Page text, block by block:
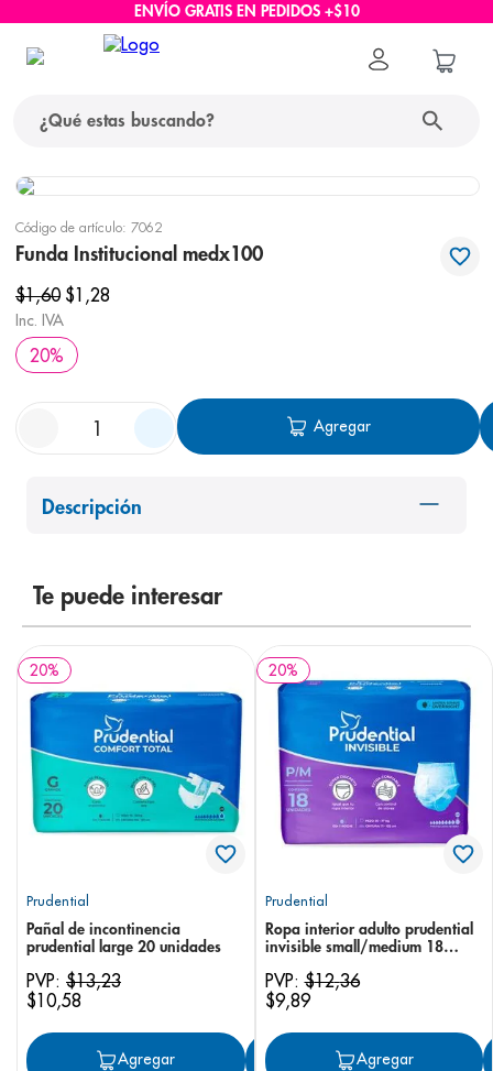
ENVÍO GRATIS EN PEDIDOS +$10
Código de artículo: 7062
Funda Institucional medx100
$1,60 $1 ,28
Inc. IVA
20%
Agregar
Descripción
Te puede interesar
20%
Prudential
Pañal de incontinencia
prudential large 20 unidades
PVP: $13,23
$10,58
Agregar Agregar
20%
Prudential
Ropa interior adulto prudential
invisible small/medium 18
PVP:$12,36
$9,89
Agregar
términos más buscados
1. protector solar
2. pañales
3.
4. cerave
5. nivea
shampoo
8. pediasure
10.prueba embarazo